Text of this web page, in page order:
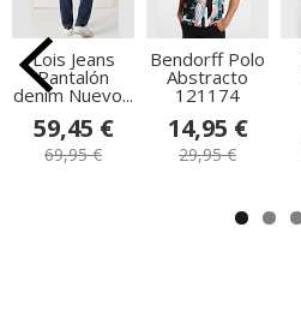
Lois Jeans
Pantalón
denim Nuevo...
59,45 €
69,95 €
Bendorff Polo
Abstracto
121174
14,95 €
29,95 €